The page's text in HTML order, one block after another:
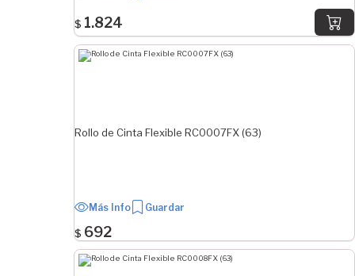
$ 1.824
Rollo de Cinta Flexible RC0007FX (63)
Más Info Guardar
$ 692